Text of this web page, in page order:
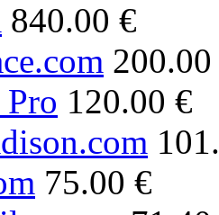
840.00 €
120.00 €
75.00 €